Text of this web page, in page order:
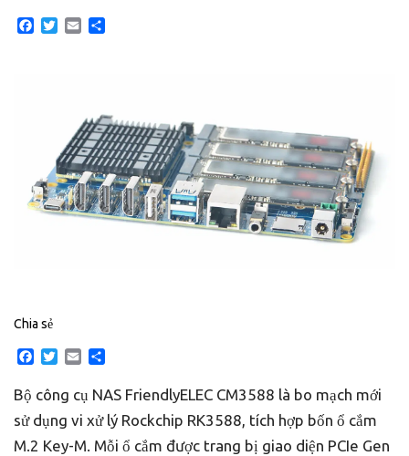
Facebook
TwitterEmail
Chia sẻ
Facebook
TwitterEmail
Bộ công cụ NAS FriendlyELEC CM3588 là bo mạch mới
sử dụng vi xử lý Rockchip RK3588, tích hợp bốn ổ cắm
M.2 Key-M. Mỗi ổ cắm được trang bị giao diện PCIe Gen